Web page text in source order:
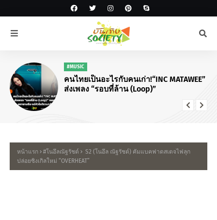
"KNOCK ON Vol.2" IN BANGKOK!
หน้าแรก #โนอึลณัฐรัชต์
S2 (โนอึล ณัฐรัชต์) คัมแบคฟาดสเตจไฟลุก
ปล่อยซิงเกิลใหม่ “OVERHEAT”